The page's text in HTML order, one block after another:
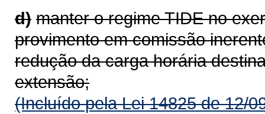
d) manter o regime TIDE no
provimento em comissão
redução da carga horária
extensão;
(Incluído pela Lei 14825 de 12/